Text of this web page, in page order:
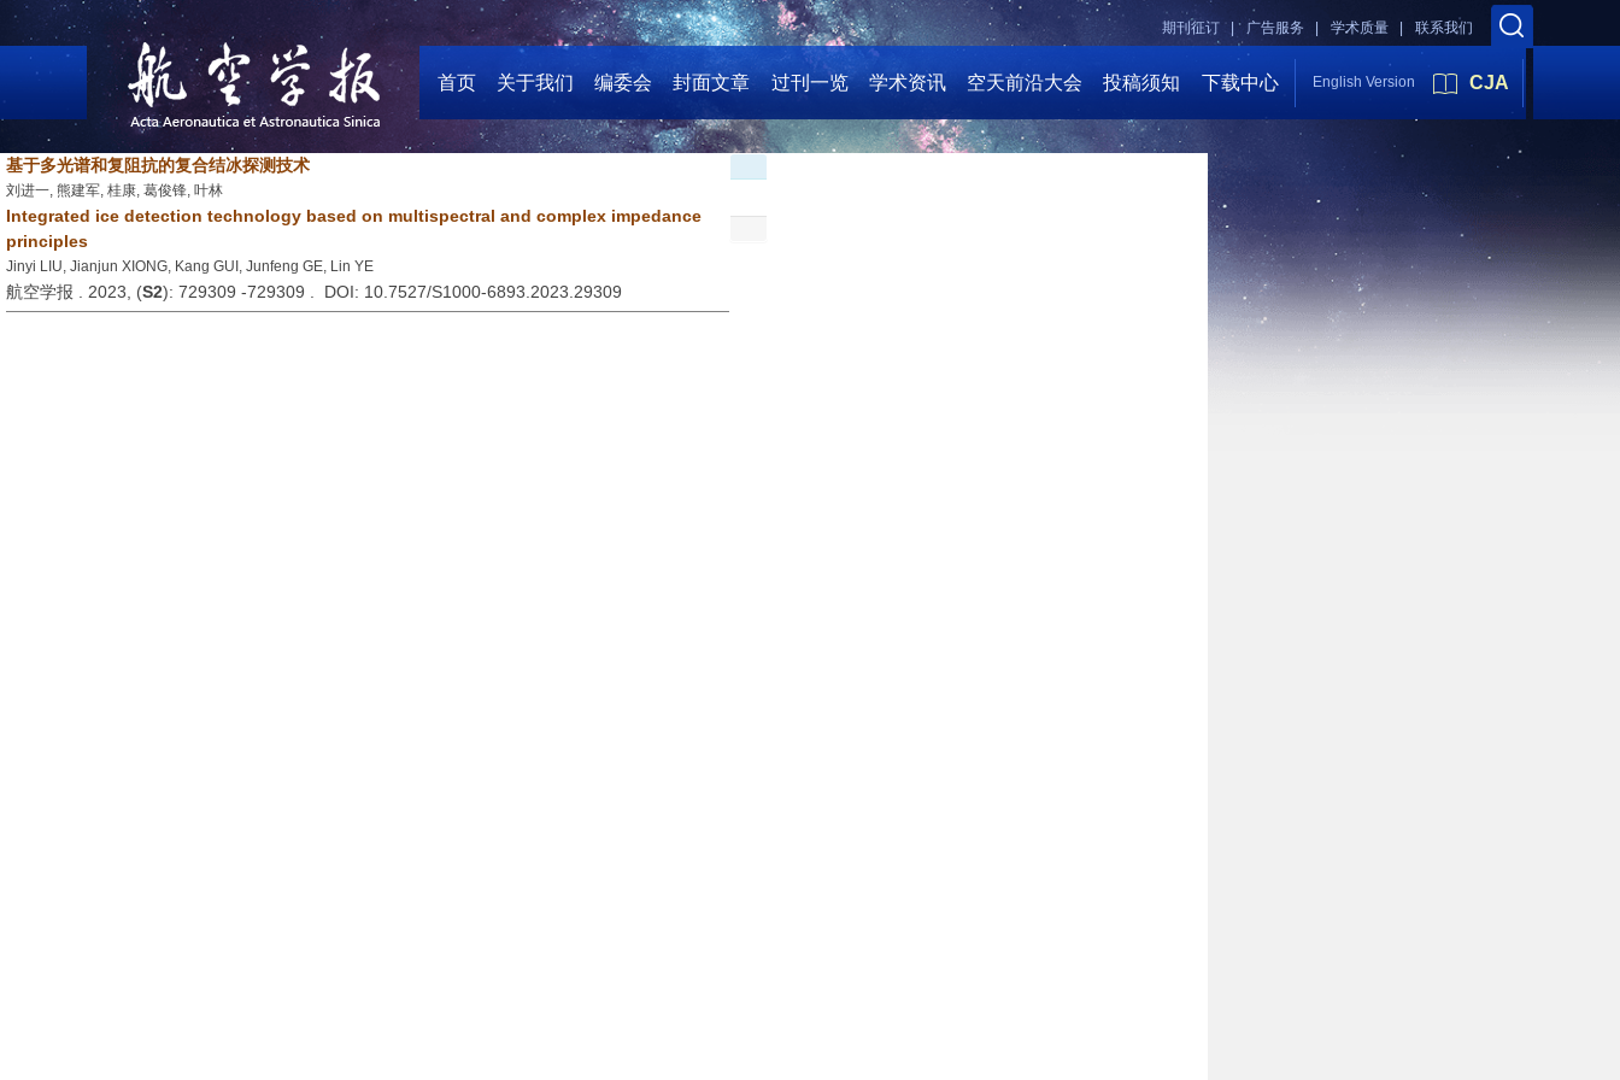
联系我们
学术质量 |
广告服务 |
期刊征订 |
首页 关于我们 编委会 封面文章 过刊一览 学术资讯 空天前沿大会 投稿须知 下载中心 English Version CJA
基于多光谱和复阻抗的复合结冰探测技术
刘进一, 熊建军, 桂康, 葛俊锋, 叶林
Integrated ice detection technology based on multispectral and complex impedance
principles
Jinyi LIU, Jianjun XIONG, Kang GUI, Junfeng GE, Lin YE
航空学报 . 2023, (S2): 729309 -729309 . DOI: 10.7527/S1000-6893.2023.29309